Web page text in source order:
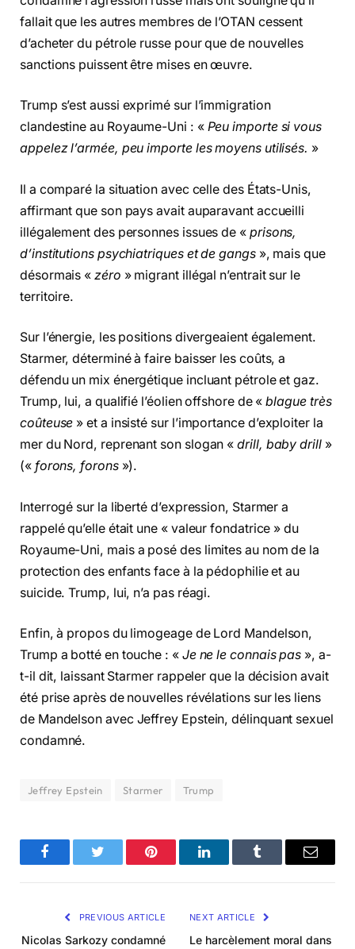
fallait que les autres membres de l’OTAN cessent
d’acheter du pétrole russe pour que de nouvelles
sanctions puissent être mises en œuvre.
Trump s’est aussi exprimé sur l’immigration
clandestine au Royaume-Uni : « Peu importe si vous
appelez l’armée, peu importe les moyens utilisés. »
Il a comparé la situation avec celle des États-Unis,
affirmant que son pays avait auparavant accueilli
illégalement des personnes issues de « prisons,
d’institutions psychiatriques et de gangs», mais que
désormais «zéro » migrant illégal n’entrait sur le
territoire.
Sur l’énergie, les positions divergeaient également.
Starmer, déterminé à faire baisser les coûts, a
défendu un mix énergétique incluant pétrole et gaz.
Trump, lui, a qualifié l’éolien offshore de «blague très
coûteuse » et a insisté sur l’importance d’exploiter la
mer du Nord, reprenant son slogan «drill, baby drill»
(« forons, forons »).
Interrogé sur la liberté d’expression, Starmer a
rappelé qu’elle était une « valeur fondatrice » du
Royaume-Uni, mais a posé des limites au nom de la
protection des enfants face à la pédophilie et au
suicide. Trump, lui, n’a pas réagi.
Enfin, à propos du limogeage de Lord Mandelson,
Trump a botté en touche : «Je ne le connais pas », a-
t-il dit, laissant Starmer rappeler que la décision avait
été prise après de nouvelles révélations sur les liens
de Mandelson avec Jeffrey Epstein, délinquant sexuel
condamné.
Jeffrey Epstein Starmer Trump
FacebookTwitter Pinterest LinkedInTumblr Email
PREVIOUS ARTICLE
Nicolas Sarkozy condamné
NEXT ARTICLE
Le harcèlement moral dans